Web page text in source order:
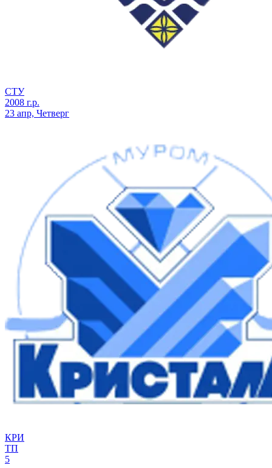
СТУ
2008 г.р.
23 апр, Четверг
КРИ
ТП
5